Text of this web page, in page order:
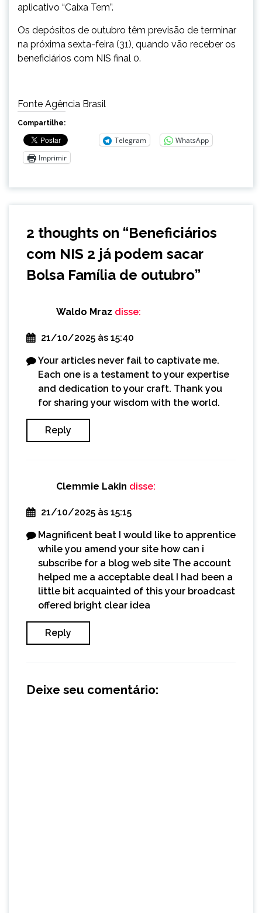
aplicativo “Caixa Tem”.
Os depósitos de outubro têm previsão de terminar
na próxima sexta-feira (31), quando vão receber os
beneficiários com NIS final 0.
Fonte Agência Brasil
Compartilhe:
Telegram
WhatsApp
Imprimir
2 thoughts on “Beneficiários
com NIS 2 já podem sacar
Bolsa Família de outubro”
Waldo Mraz disse:
21/10/2025 às 15:40
Your articles never fail to captivate me.
Each one is a testament to your expertise
and dedication to your craft. Thank you
for sharing your wisdom with the world.
Reply
Clemmie Lakin disse:
21/10/2025 às 15:15
Magnificent beat I would like to apprentice
while you amend your site how can i
subscribe for a blog web site The account
helped me a acceptable deal I had been a
little bit acquainted of this your broadcast
offered bright clear idea
Reply
Deixe seu comentário: